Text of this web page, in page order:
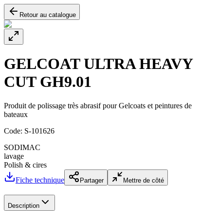
Retour au catalogue
GELCOAT ULTRA HEAVY
CUT GH9.01
Produit de polissage très abrasif pour Gelcoats et peintures de
bateaux
Code: S-101626
SODIMAC
lavage
Polish & cires
Fiche technique
Partager Mettre de côté
Description